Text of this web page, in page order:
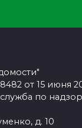
от 15 июня
по
д. 10